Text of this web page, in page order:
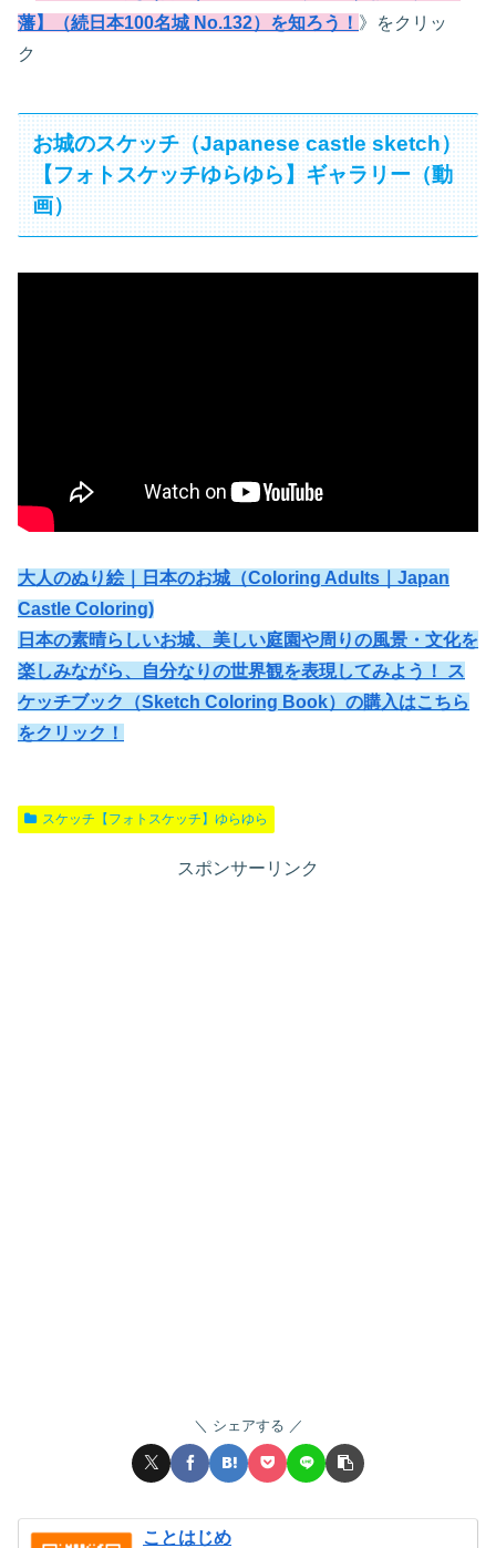
藩】（続日本100名城 No.132）を知ろう！ 》をクリッ
ク
お城のスケッチ（Japanese castle sketch）
【フォトスケッチゆらゆら】ギャラリー（動
画）
大人のぬり絵｜日本のお城（Coloring Adults｜Japan
Castle Coloring)
日本の素晴らしいお城、美しい庭園や周りの風景・文化を
楽しみながら、自分なりの世界観を表現してみよう！ ス
ケッチブック（Sketch Coloring Book）の購入はこちら
をクリック！
スケッチ【フォトスケッチ】ゆらゆら
スポンサーリンク
シェアする
ことはじめ